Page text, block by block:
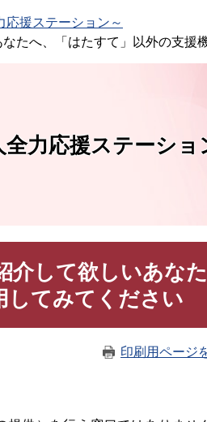
援ステーション～
たへ、「はたすて」以外の支援
力応援ステーショ
して欲しいあな
してみてください
印刷用ページ